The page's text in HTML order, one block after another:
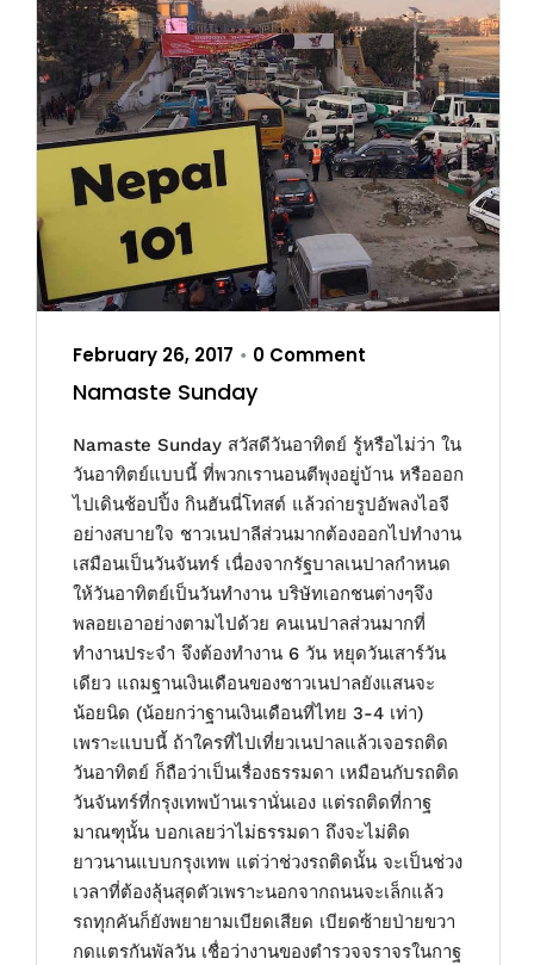
February 26, 2017 • 0 Comment
Namaste Sunday
Namaste Sunday สวัสดีวันอาทิตย์ รู้หรือไม่ว่า ใน
วันอาทิตย์แบบนี้ ที่พวกเรานอนตีพุงอยู่บ้าน หรือออก
ไปเดินช้อปปิ้ง กินฮันนี่โทสต์ แล้วถ่ายรูปอัพลงไอจี
อย่างสบายใจ ชาวเนปาลีส่วนมากต้องออกไปทำงาน
เสมือนเป็นวันจันทร์ เนื่องจากรัฐบาลเนปาลกำหนด
ให้วันอาทิตย์เป็นวันทำงาน บริษัทเอกชนต่างๆจึง
พลอยเอาอย่างตามไปด้วย คนเนปาลส่วนมากที่
ทำงานประจำ จึงต้องทำงาน 6 วัน หยุดวันเสาร์วัน
เดียว แถมฐานเงินเดือนของชาวเนปาลยังแสนจะ
น้อยนิด (น้อยกว่าฐานเงินเดือนที่ไทย 3-4 เท่า)
เพราะแบบนี้ ถ้าใครที่ไปเที่ยวเนปาลแล้วเจอรถติด
วันอาทิตย์ ก็ถือว่าเป็นเรื่องธรรมดา เหมือนกับรถติด
วันจันทร์ที่กรุงเทพบ้านเรานั่นเอง แต่รถติดที่กาฐ
มาณฑุนั้น บอกเลยว่าไม่ธรรมดา ถึงจะไม่ติด
ยาวนานแบบกรุงเทพ แต่ว่าช่วงรถติดนั้น จะเป็นช่วง
เวลาที่ต้องลุ้นสุดตัวเพราะนอกจากถนนจะเล็กแล้ว
รถทุกคันก็ยังพยายามเบียดเสียด เบียดซ้ายป่ายขวา
กดแตรกันพัลวัน เชื่อว่างานของตำรวจจราจรในกาฐ